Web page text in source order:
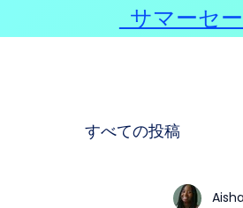
すべての投稿
サマーセ